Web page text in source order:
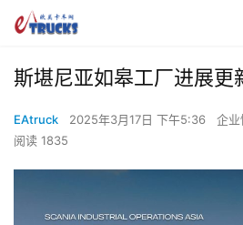
00:00 / 01:00
斯堪尼亚如皋工厂进展更
EAtruck 2025年3月17日 下午5:36 企业
阅读 1835